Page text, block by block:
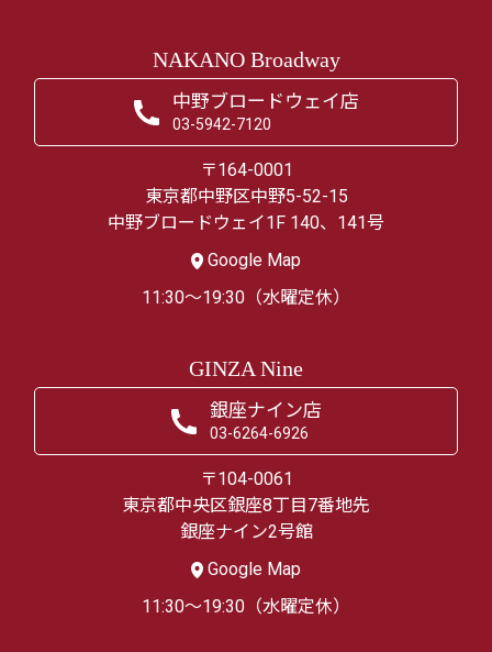
NAKANO Broadway
中野ブロードウェイ店
03-5942-7120
〒164-0001
東京都中野区中野5-52-15
中野ブロードウェイ1F 140、141号
Google Map
11:30～19:30（水曜定休）
GINZA Nine
銀座ナイン店
03-6264-6926
〒104-0061
東京都中央区銀座8丁目7番地先
銀座ナイン2号館
Google Map
11:30～19:30（水曜定休）